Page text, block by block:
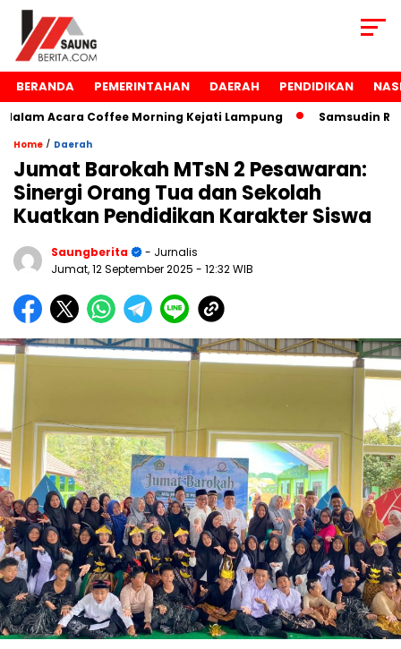
BERANDA PEMERINTAHAN DAERAH PENDIDIKAN
Acara Coffee Morning Kejati Lampung Samsudin Raih
Home / Daerah
Jumat Barokah MTsN 2 Pesawaran:
Sinergi Orang Tua dan Sekolah
Kuatkan Pendidikan Karakter Siswa
Saungberita
- Jurnalis
Jumat, 12 September 2025 - 12:32 WIB